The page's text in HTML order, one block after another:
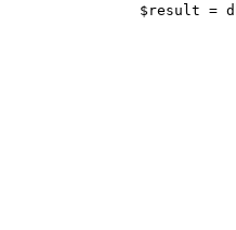
$result =